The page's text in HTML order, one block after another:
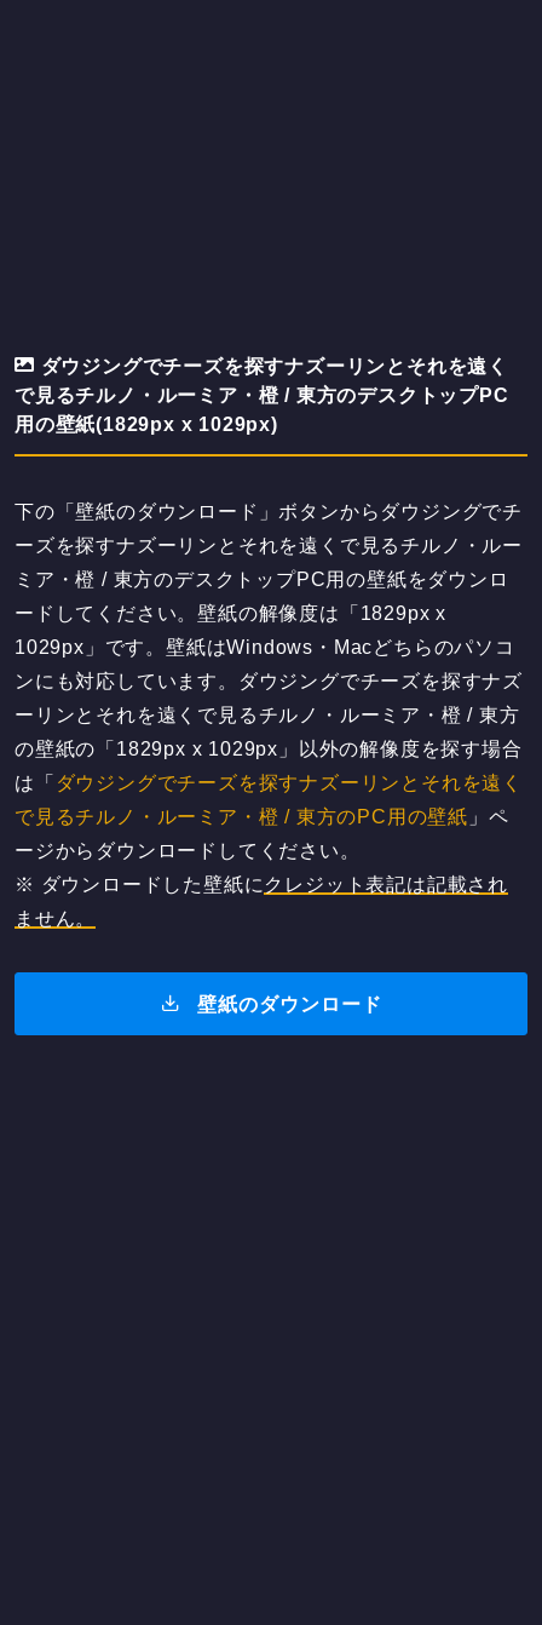
ダウジングでチーズを探すナズーリンとそれを遠く
で見るチルノ・ルーミア・橙 / 東方のデスクトップPC
用の壁紙(1829px x 1029px)
下の「壁紙のダウンロード」ボタンからダウジングでチ
ーズを探すナズーリンとそれを遠くで見るチルノ・ルー
ミア・橙 / 東方のデスクトップPC用の壁紙をダウンロ
ードしてください。壁紙の解像度は「1829px x
1029px」です。壁紙はWindows・Macどちらのパソコ
ンにも対応しています。ダウジングでチーズを探すナズ
ーリンとそれを遠くで見るチルノ・ルーミア・橙 / 東方
の壁紙の「1829px x 1029px」以外の解像度を探す場合
は「 ダウジングでチーズを探すナズーリンとそれを遠く
で見るチルノ・ルーミア・橙 / 東方のPC用の壁紙 」ペ
ージからダウンロードしてください。
※ ダウンロードした壁紙に クレジット表記は記載され
ません。
壁紙のダウンロード